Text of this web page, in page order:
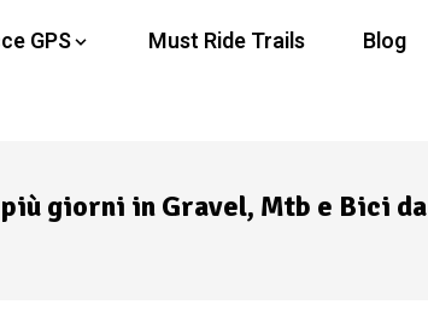
GPS Must Ride Trails Blog
giorni in Gravel, Mtb e Bici da